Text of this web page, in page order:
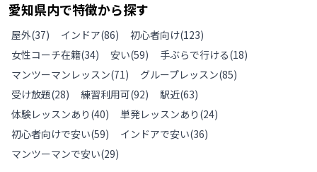
愛知県内で特徴から探す
屋外(37) インドア(86) 初心者向け(123)
女性コーチ在籍(34) 安い(59) 手ぶらで行ける(18)
マンツーマンレッスン(71) グループレッスン(85)
受け放題(28) 練習利用可(92) 駅近(63)
体験レッスンあり (40) 単発レッスンあり (24)
初心者向けで安い(59) インドアで安い(36)
マンツーマンで安い(29)